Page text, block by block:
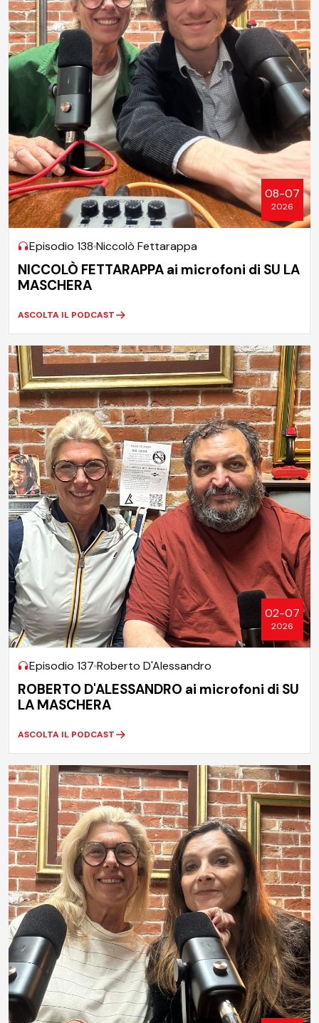
08-07
2026
Episodio 138 Niccolò Fettarappa
NICCOLÒ FETTARAPPA ai microfoni di SU LA
MASCHERA
ASCOLTA IL PODCAST
02-07
2026
Episodio 137 Roberto D'Alessandro
ROBERTO D'ALESSANDRO ai microfoni di SU
LA MASCHERA
ASCOLTA IL PODCAST